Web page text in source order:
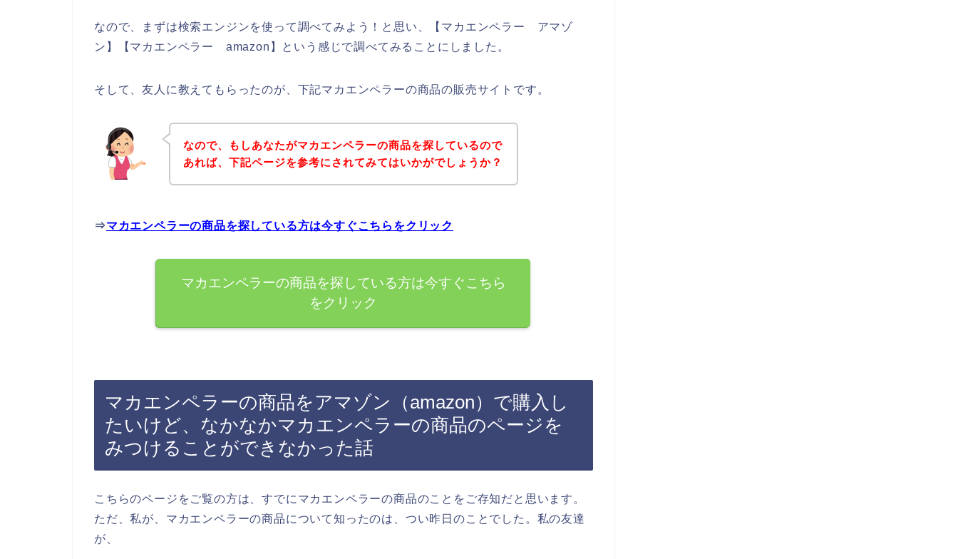
なので、まずは検索エンジンを使って調べてみよう！と思い、【マカエンペラー アマゾ
ン】【マカエンペラー amazon】という感じで調べてみることにしました。
そして、友人に教えてもらったのが、下記マカエンペラーの商品の販売サイトです。
なので、もしあなたがマカエンペラーの商品を探しているので
あれば、下記ページを参考にされてみてはいかがでしょうか？
⇒マカエンペラーの商品を探している方は今すぐこちらをクリック
マカエンペラーの商品を探している方は今すぐこちら
をクリック
マカエンペラーの商品をアマゾン（amazon）で購入し
たいけど、なかなかマカエンペラーの商品のページを
みつけることができなかった話
こちらのページをご覧の方は、すでにマカエンペラーの商品のことをご存知だと思います。
ただ、私が、マカエンペラーの商品について知ったのは、つい昨日のことでした。私の友達
が、